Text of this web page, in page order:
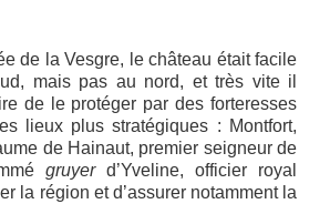
de la Vesgre, le château était facile
mais pas au nord, et très vite il
de le protéger par des forteresses
lieux plus stratégiques : Montfort,
de Hainaut, premier seigneur de
gruyerd’Yveline, officier royal
la région et d’assurer notamment la